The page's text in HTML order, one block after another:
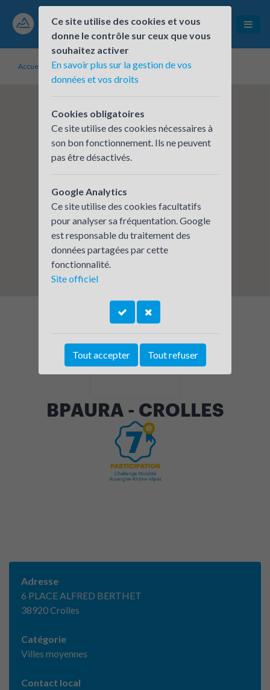
Accueil Établissements inscrits BPAURA - CROLLES
BPAURA - CROLLES
Adresse
6 PLACE ALFRED BERTHET
38920 Crolles
Catégorie
Villes moyennes
Contact local
Ce site utilise des cookies et vous
donne le contrôle sur ceux que vous
souhaitez activer
En savoir plus sur la gestion de vos
données et vos droits
Cookies obligatoires
Ce site utilise des cookies nécessaires à
son bon fonctionnement. Ils ne peuvent
pas être désactivés.
Google Analytics
Ce site utilise des cookies facultatifs
pour analyser sa fréquentation. Google
est responsable du traitement des
données partagées par cette
fonctionnalité.
Site officiel
Tout accepter Tout refuser